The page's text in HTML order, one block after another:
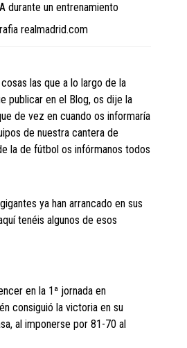
durante un entrenamiento
realmadrid.com
las que a lo largo de la
publicar en el Blog, os dije la
de vez en cuando os informaría
de nuestra cantera de
la de fútbol os infórmanos todos
ya han arrancado en sus
tenéis algunos de esos
en la 1ª jornada en
consiguió la victoria en su
al imponerse por 81-70 al